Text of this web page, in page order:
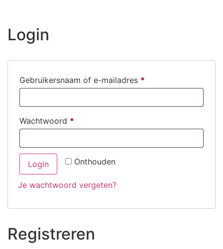
Login
Gebruikersnaam of e-mailadres *
Wachtwoord *
Onthouden
Login
Je wachtwoord vergeten?
Registreren